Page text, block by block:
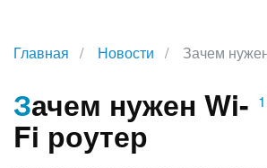
Главная Новости Зачем
Зачем нужен Wi-
Fi роутер